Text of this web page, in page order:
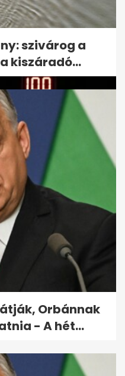
Affleck
meg az
az...
meg tudnám
egy NBA-
szivárog a
kiszáradó...
Orbánnak
- A hét...